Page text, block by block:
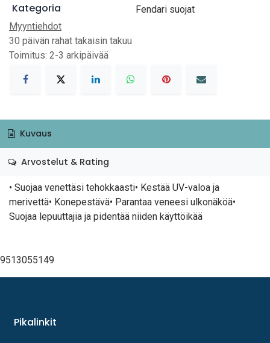
Kategoria
Fendari suojat
Myyntiehdot
30 päivän rahat takaisin takuu
Toimitus: 2-3 arkipäivää
Kuvaus
Arvostelut & Rating
• Suojaa venettäsi tehokkaasti• Kestää UV-valoa ja
merivettä• Konepestävä• Parantaa veneesi ulkonäköä•
Suojaa lepuuttajia ja pidentää niiden käyttöikää
9513055149
Pikalinkit